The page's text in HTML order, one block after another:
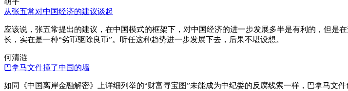
从张五常对中国经济的建议谈起
应该说，张五常提出的建议，在中国模式的框架下，对中国经济的进一步发展多半是有利的，但
长，实在是一种“劣币驱除良币”。听任这种趋势进一步发展下去，后果不堪设想。
何清涟
巴拿马文件撞了中国的墙
如同《中国离岸金融解密》上详细列举的“财富寻宝图”未能成为中纪委的反腐线索一样，巴拿马文